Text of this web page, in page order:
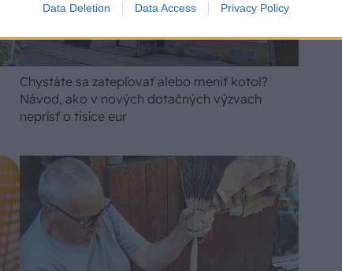
Data Deletion Data Access Privacy Policy
Chystáte sa zatepľovať alebo meniť kotol?
Návod, ako v nových dotačných výzvach
neprísť o tisíce eur